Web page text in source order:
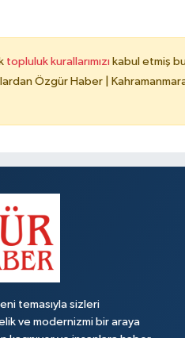
topluluk kurallarımızı kabul etmiş
Özgür Haber |
temasıyla sizleri
ve modernizmi bir araya